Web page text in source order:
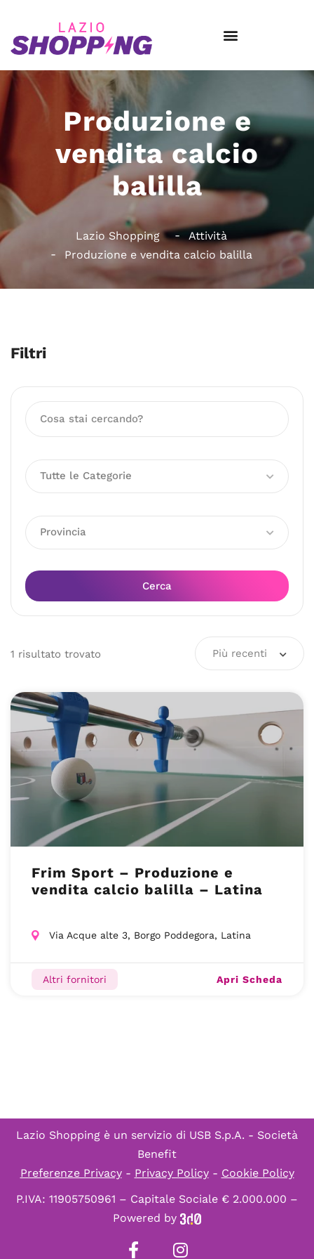
Produzione e
vendita calcio
balilla
Lazio Shopping
Attività
Produzione e vendita calcio balilla
Filtri
Tutte le Categorie
Provincia
Cerca
1 risultato trovato Più recenti
Frim Sport – Produzione e
vendita calcio balilla – Latina
Via Acque alte 3, Borgo Poddegora, Latina
Altri fornitori Apri Scheda
Lazio Shopping è un servizio di USB S.p.A. - Società
Benefit
Preferenze Privacy- Privacy Policy- Cookie Policy
P.IVA: 11905750961 – Capitale Sociale € 2.000.000 –
Powered by